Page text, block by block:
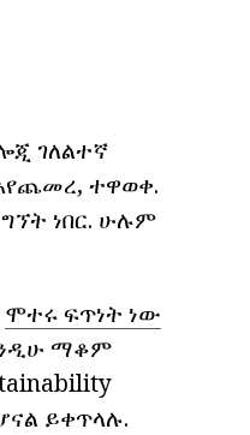
ገለልተኛ
ተዋወቀ.
ነበር. ሁሉም
ሞተሩ ፍጥነት ነው
ማቆም
ይቀጥላሉ.